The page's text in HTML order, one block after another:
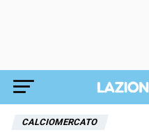
CALCIOMERCATO